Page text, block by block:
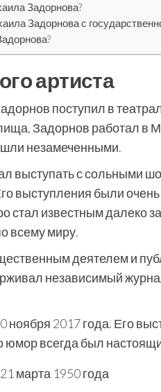
Задорнова?
Задорнова с
артиста
поступил в
Задорнов работал в
незамеченными.
выступать с сольными
выступления были
стал известным далеко
всему миру.
деятелем и
независимый
2017 года. Его
юмор всегда был
21 марта 1950 года